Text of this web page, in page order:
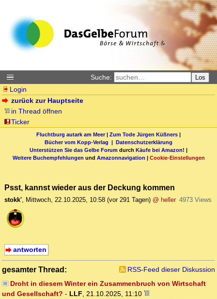
Suche: Los
Login
zurück zur Hauptseite
in Thread öffnen
Ticker
Fluchtburg autark am Meer| Zum Tode Jürgen Küßners |
Bücher vom Kopp-Verlag | Datenschutzerklärung
Unterstützen Sie das Gelbe Forum durch Käufe bei Amazon! |
Weitere Buchempfehlungen und Amazonnavigation | Cookie-Einstellungen
Psst, kannst wieder aus der Deckung kommen
stokk', Mittwoch, 22.10.2025, 10:58 (vor 291 Tagen) @ heller 4973 Views
antworten
gesamter Thread:
RSS-Feed dieser Diskussion
Droht in diesem Winter ein Zusammenbruch von Wirtschaft
und Gesellschaft? - LLF, 21.10.2025, 11:10